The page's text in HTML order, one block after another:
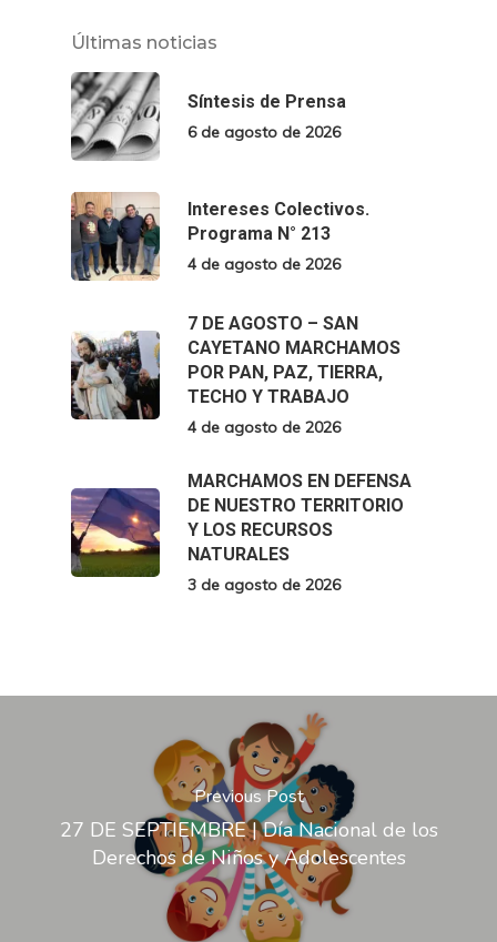
Últimas noticias
Síntesis de Prensa
6 de agosto de 2026
Intereses Colectivos.
Programa N° 213
4 de agosto de 2026
7 DE AGOSTO – SAN
CAYETANO MARCHAMOS
POR PAN, PAZ, TIERRA,
TECHO Y TRABAJO
4 de agosto de 2026
MARCHAMOS EN DEFENSA
DE NUESTRO TERRITORIO
Y LOS RECURSOS
NATURALES
3 de agosto de 2026
Previous Post
27 DE SEPTIEMBRE | Día Nacional de los
Derechos de Niños y Adolescentes